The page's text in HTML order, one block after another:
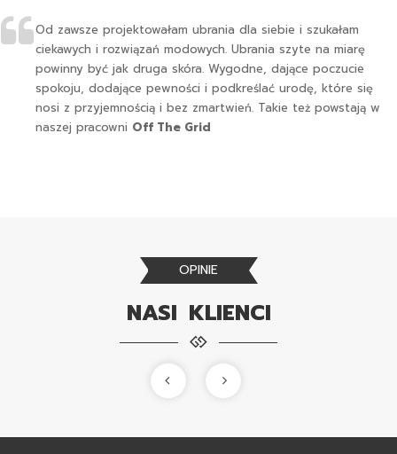
Od zawsze projektowałam ubrania dla siebie i szukałam
ciekawych i rozwiązań modowych. Ubrania szyte na miarę
powinny być jak druga skóra. Wygodne, dające poczucie
spokoju, dodające pewności i podkreślać urodę, które się
nosi z przyjemnością i bez zmartwień. Takie też powstają w
naszej pracowni Off The Grid
OPINIE
NASI KLIENCI